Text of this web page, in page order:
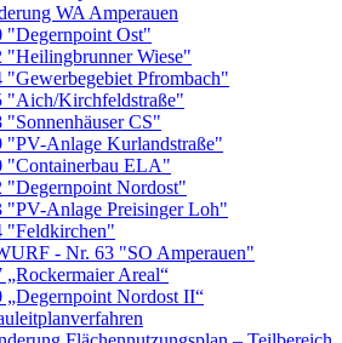
WA Amperauen
"Degernpoint Ost"
"Heilingbrunner Wiese"
"Gewerbegebiet Pfrombach"
"Aich/Kirchfeldstraße"
"Sonnenhäuser CS"
"PV-Anlage Kurlandstraße"
"Containerbau ELA"
"Degernpoint Nordost"
"PV-Anlage Preisinger Loh"
"Feldkirchen"
- Nr. 63 "SO Amperauen"
„Rockermaier Areal“
„Degernpoint Nordost II“